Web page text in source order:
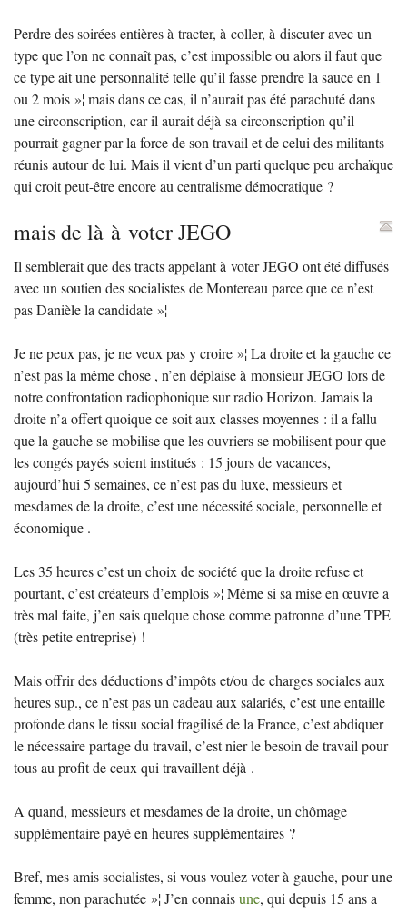
Perdre des soirées entières à tracter, à coller, à discuter avec un
type que l’on ne connaît pas, c’est impossible ou alors il faut que
ce type ait une personnalité telle qu’il fasse prendre la sauce en 1
ou 2 mois »¦ mais dans ce cas, il n’aurait pas été parachuté dans
une circonscription, car il aurait déjà sa circonscription qu’il
pourrait gagner par la force de son travail et de celui des militants
réunis autour de lui. Mais il vient d’un parti quelque peu archaïque
qui croit peut-être encore au centralisme démocratique ?
mais de là à voterJEGO
Il semblerait que des tracts appelant à voterJEGO ont été diffusés
avec un soutien des socialistes de Montereau parce que ce n’est
pas Danièle la candidate »¦
Je ne peux pas, je ne veux pas y croire »¦ La droite et la gauche ce
n’est pas la même chose , n’en déplaise à monsieurJEGO lors de
notre confrontation radiophonique sur radio Horizon. Jamais la
droite n’a offert quoique ce soit aux classes moyennes : il a fallu
que la gauche se mobilise que les ouvriers se mobilisent pour que
les congés payés soient institués : 15 jours de vacances,
aujourd’hui 5 semaines, ce n’est pas du luxe, messieurs et
mesdames de la droite, c’est une nécessité sociale, personnelle et
économique .
Les 35 heures c’est un choix de société que la droite refuse et
pourtant, c’est créateurs d’emplois »¦ Même si sa mise en œuvre a
très mal faite, j’en sais quelque chose comme patronne d’uneTPE
(très petite entreprise) !
Mais offrir des déductions d’impôts et/ou de charges sociales aux
heures sup., ce n’est pas un cadeau aux salariés, c’est une entaille
profonde dans le tissu social fragilisé de la France, c’est abdiquer
le nécessaire partage du travail, c’est nier le besoin de travail pour
tous au profit de ceux qui travaillent déjà .
A quand, messieurs et mesdames de la droite, un chômage
supplémentaire payé en heures supplémentaires ?
Bref, mes amis socialistes, si vous voulez voter à gauche, pour une
femme, non parachutée »¦ J’en connaisune, qui depuis 15 ans a